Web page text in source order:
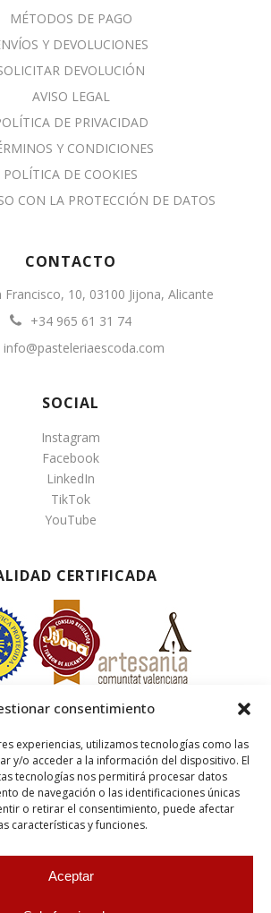
consentimiento
experiencias, utilizamos tecnologías como las
y/o acceder a la información del dispositivo. El
tecnologías nos permitirá procesar datos
de navegación o las identificaciones únicas
o retirar el consentimiento, puede afectar
características y funciones.
Aceptar
MÉTODOS DE PAGO
Y DEVOLUCIONES
DEVOLUCIÓN
AVISO LEGAL
DE PRIVACIDAD
Y CONDICIONES
POLÍTICA DE COOKIES
CON LA PROTECCIÓN DE DATOS
CONTACTO
Francisco, 10, 03100 Jijona, Alicante
+34 965 61 31 74
info@pasteleriaescoda.com
SOCIAL
Instagram
Facebook
LinkedIn
TikTok
YouTube
CERTIFICADA